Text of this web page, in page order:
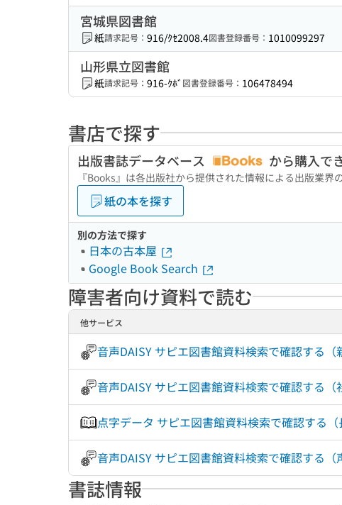
宮城県図書館
紙請求記号： 916/ｸｾ2008.4図書登録番号： 1010099297
山形県立図書館
紙請求記号： 916-ｸﾎﾞ 図書登録番号： 106478494
書店で探す
出版書誌データベース から購入で
『Books』は各出版社から提供された情報による出版業
紙の本を探す
別の方法で探す
日本の古本屋
Google Book Search
障害者向け資料で読む
他サービス
音声DAISY サピエ図書館資料検索で確認する（
音声DAISY サピエ図書館資料検索で確認する（
点字データ サピエ図書館資料検索で確認する（
音声DAISY サピエ図書館資料検索で確認する（
書誌情報